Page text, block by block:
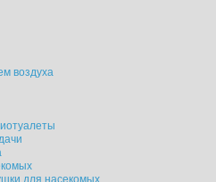
воздуха